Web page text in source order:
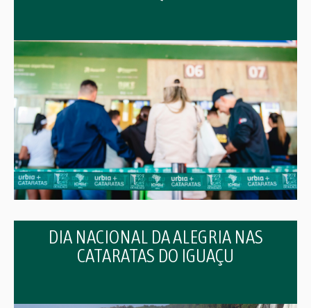
DIA NACIONAL DA ALEGRIA NAS
CATARATAS DO IGUAÇU